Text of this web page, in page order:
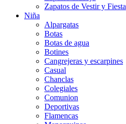
Zapatos de Vestir y Fiesta
Niña
Alpargatas
Botas
Botas de agua
Botines
Cangrejeras y escarpines
Casual
Chanclas
Colegiales
Comunion
Deportivas
Flamencas